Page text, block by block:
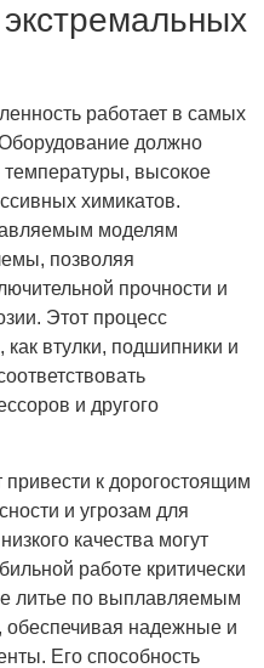
работает в самых
должно
высокое
химикатов.
моделям
позволяя
прочности и
Этот процесс
как втулки, подшипники и
и другого
привести к дорогостоящим
и угрозам для
качества могут
работе критически
литье по выплавляемым
обеспечивая надежные и
Его способность